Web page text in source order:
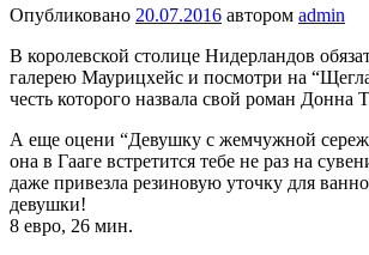
Опубликовано 20.07.2016 автором admin
В королевской столице Нидерландов
галерею Маурицхейс и посмотри на
честь которого назвала свой роман Донна
А еще оцени “Девушку с жемчужной
она в Гааге встретится тебе не раз на
даже привезла резиновую уточку для
девушки!
8 евро, 26 мин.